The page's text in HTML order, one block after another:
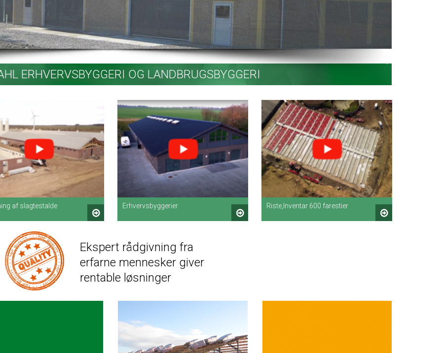
Indgangsparti
ERHVERVSBYGGERI OG LANDBRUGSBYGGERI
af slagtestalde Erhvervsbyggerier Riste,Inventar 600 farestier
Ekspert rådgivning fra
erfarne mennesker giver
rentable løsninger